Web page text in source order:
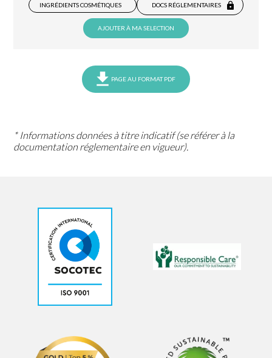
INGRÉDIENTS COSMÉTIQUES DOCS RÉGLEMENTAIRES
AJOUTER À MA SELECTION
PAGE AU FORMAT PDF
* Informations données à titre indicatif (se référer à la
documentation réglementaire en vigueur).